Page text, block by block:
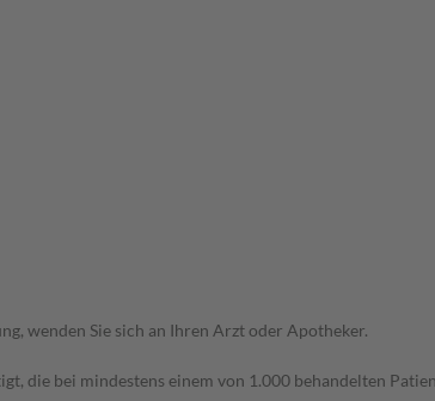
wenden Sie sich an Ihren Arzt oder Apotheker.
die bei mindestens einem von 1.000 behandelten